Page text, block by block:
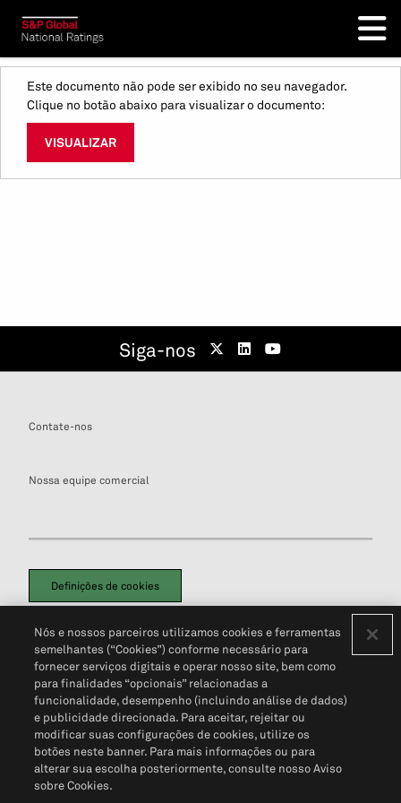
Este documento não pode ser exibido no seu navegador.
Clique no botão abaixo para visualizar o documento:
VISUALIZAR
Siga-nos
Contate-nos
Nossa equipe comercial
Definições de cookies
Política de PrivacidadePortal de privacidade do cliente (em inglês)
Não Venda Minhas Informações Pessoais© 2026 S&P Global
Nós e nossos parceiros utilizamos cookies e ferramentas
semelhantes (“Cookies”) conforme necessário para
fornecer serviços digitais e operar nosso site, bem como
para finalidades “opcionais” relacionadas a
funcionalidade, desempenho (incluindo análise de dados)
e publicidade direcionada. Para aceitar, rejeitar ou
modificar suas configurações de cookies, utilize os
botões neste banner. Para mais informações ou para
alterar sua escolha posteriormente, consulte nosso Aviso
sobre Cookies.